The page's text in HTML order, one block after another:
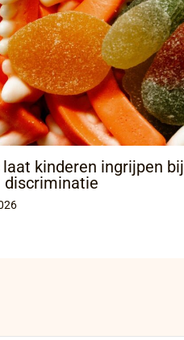
kinderen ingrijpen bij
discriminatie